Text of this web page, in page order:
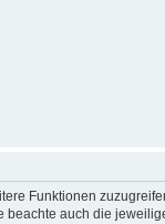
Funktionen
auch die